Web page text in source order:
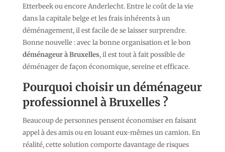
Etterbeek ou encore Anderlecht. Entre le coût de la vie
dans la capitale belge et les frais inhérents à un
déménagement, il est facile de se laisser surprendre.
Bonne nouvelle : avec la bonne organisation et le bon
déménageur à Bruxelles, il est tout à fait possible de
déménager de façon économique, sereine et efficace.
Pourquoi choisir un déménageur
professionnel à Bruxelles ?
Beaucoup de personnes pensent économiser en faisant
appel à des amis ou en louant eux-mêmes un camion. En
réalité, cette solution comporte davantage de risques